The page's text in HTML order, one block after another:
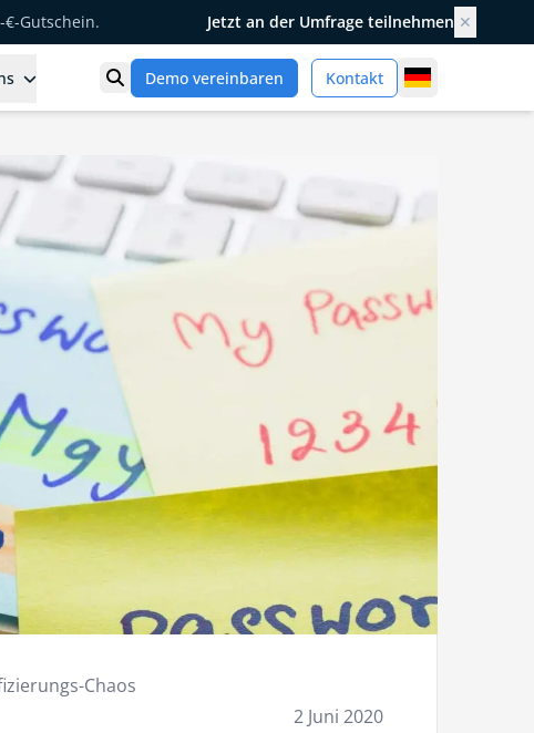
Gutschein. Jetzt an der Umfrage teilnehmen ✕
Suche öffnen
Demo vereinbaren Kontakt Germany
Chaos
2 Juni 2020